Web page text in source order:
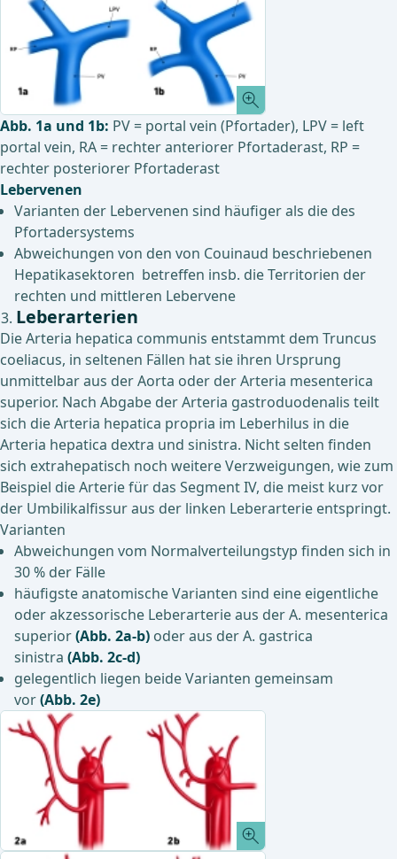
Abb. 1a und 1b: PV = portal vein (Pfortader), LPV = left
portal vein, RA = rechter anteriorer Pfortaderast, RP =
rechter posteriorer Pfortaderast
Lebervenen
Varianten der Lebervenen sind häufiger als die des
Pfortadersystems
Abweichungen von den von Couinaud beschriebenen
Hepatikasektoren betreffen insb. die Territorien der
rechten und mittleren Lebervene
Leberarterien
Die Arteria hepatica communis entstammt dem Truncus
coeliacus, in seltenen Fällen hat sie ihren Ursprung
unmittelbar aus der Aorta oder der Arteria mesenterica
superior. Nach Abgabe der Arteria gastroduodenalis teilt
sich die Arteria hepatica propria im Leberhilus in die
Arteria hepatica dextra und sinistra. Nicht selten finden
sich extrahepatisch noch weitere Verzweigungen, wie zum
Beispiel die Arterie für das Segment IV, die meist kurz vor
der Umbilikalfissur aus der linken Leberarterie entspringt.
Varianten
Abweichungen vom Normalverteilungstyp finden sich in
30 % der Fälle
häufigste anatomische Varianten sind eine eigentliche
oder akzessorische Leberarterie aus der A. mesenterica
superior(Abb. 2a-b) oder aus der A. gastrica
sinistra (Abb. 2c-d)
gelegentlich liegen beide Varianten gemeinsam
vor(Abb. 2e)